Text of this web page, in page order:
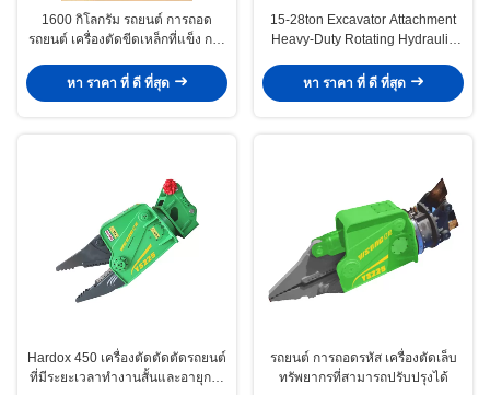
1600 กิโลกรัม รถยนต์ การถอด
รถยนต์ เครื่องตัดขีดเหล็กที่แข็ง การ
หา ราคา ที่ ดี ที่สุด
15-28ton Excavator Attachment
Heavy-Duty Rotating Hydraulic
หา ราคา ที่ ดี ที่สุด
Hardox 450 เครื่องตัดตัดตัดรถยนต์
ที่มีระยะเวลาทํางานสั้นและอายุการ
รถยนต์ การถอดรหัส เครื่องตัดเล็บ
ทรัพยากรที่สามารถปรับปรุงได้